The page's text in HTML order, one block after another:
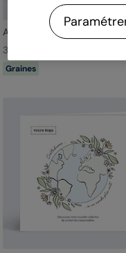
Avec graines
37,92 € TTC - Lot de 8
Graines